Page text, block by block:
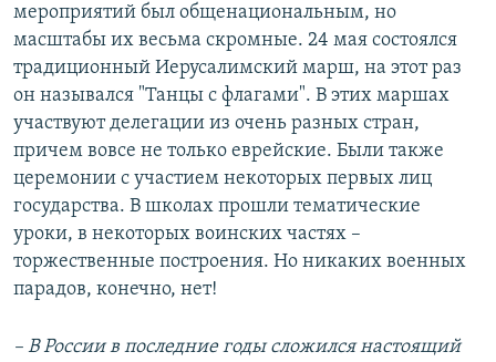
мероприятий был общенациональным, но
масштабы их весьма скромные. 24 мая состоялся
традиционный Иерусалимский марш, на этот раз
он назывался "Танцы с флагами". В этих маршах
участвуют делегации из очень разных стран,
причем вовсе не только еврейские. Были также
церемонии с участием некоторых первых лиц
государства. В школах прошли тематические
уроки, в некоторых воинских частях –
торжественные построения. Но никаких военных
парадов, конечно, нет!
– В России в последние годы сложился настоящий